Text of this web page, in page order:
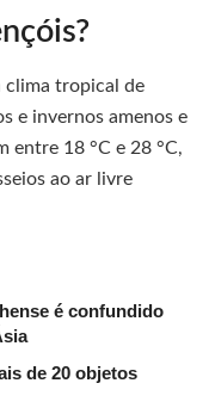
clima tropical de
e invernos amenos e
entre 18 °C e 28 °C,
ao ar livre
é confundido
de 20 objetos